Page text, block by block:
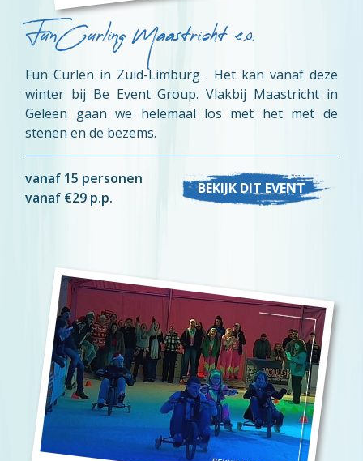
FunCurling Maastricht e.o.
Fun Curlen in Zuid-Limburg . Het kan vanaf deze
winter bij Be Event Group. Vlakbij Maastricht in
Geleen gaan we helemaal los met het met de
stenen en de bezems.
vanaf 15 personen
vanaf €29 p.p.
BEKIJK DIT EVENT